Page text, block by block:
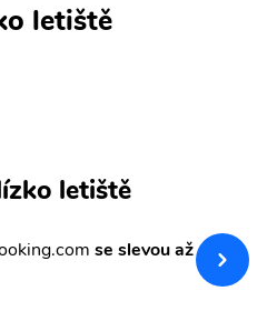
letiště
letiště
se slevou až